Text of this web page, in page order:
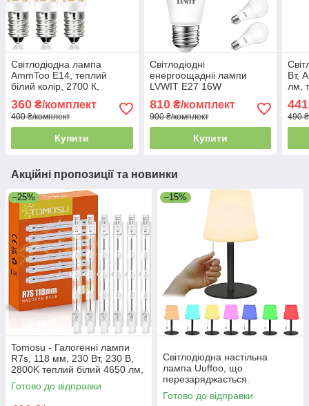
Світлодіодна лампа
AmmToo E14, теплий
білий колір, 2700 К,
маленька лампочка 3 Вт
360 ₴/комплект
400 ₴/комплект
Купити
Світлодіодні
енергоощадніі лампи
LVWIT E27 16W
лм, холодне біле світло
6500K, набір 6 шт.
810₴/комплект
900 ₴/комплект
Купити
Вт,
лм,
441
490
Акційні пропозиції та новинки
–25%
Tomosu - Галогенні лампи
R7s, 118 мм, 230 Вт, 230 В,
2800K теплий білий 4650 лм,
6 шт.
Готово до відправки
–15%
Світлодіодна настільна
лампа Uuffoo, що
перезаряджається.
Світлодіодний нічник з
кольорами RGB
Готово до відправки